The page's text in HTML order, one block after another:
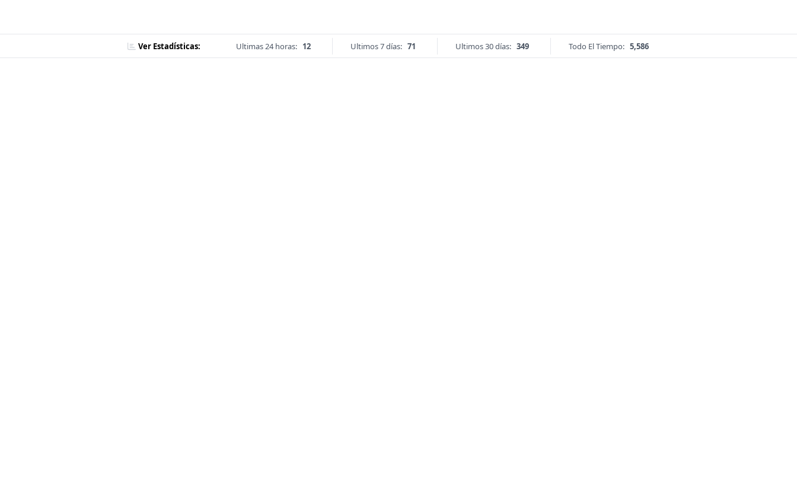
Ver Estadísticas: Ultimas 24 horas: 12 Ultimos 7 días: 71 Ultimos 30 días: 349 Todo El Tiempo: 5,586